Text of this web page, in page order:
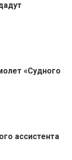
«Судного
ассистента